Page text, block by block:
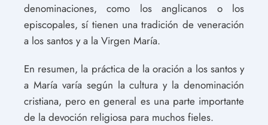
denominaciones, como los anglicanos o los
episcopales, sí tienen una tradición de veneración
a los santos y a la Virgen María.
En resumen, la práctica de la oración a los santos y
a María varía según la cultura y la denominación
cristiana, pero en general es una parte importante
de la devoción religiosa para muchos fieles.